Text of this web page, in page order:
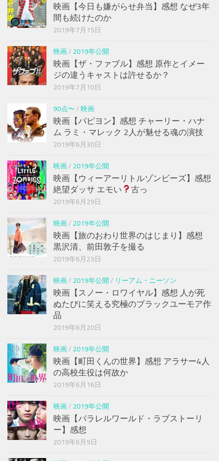
映画【今日も嫌がらせ弁当】感想 なぜ3年
間も続けたのか
2019年7月15日
映画/ 2019年公開
映画【ザ・ファブル】感想 原作とイメー
ジの違うキャストは許せるか？
2019年7月10日
90点〜 / 映画
映画【パピヨン】感想 チャーリー・ハナ
ム ラミ・マレック 2人が魅せる魂の演技
2019年6月30日
映画/ 2019年公開
映画【ウィーアーリトルゾンビーズ】感想
絶望ダッサ エモい
古っ
2019年6月29日
映画/ 2019年公開
映画【旅のおわり世界のはじまり】感想
黒沢清、前田敦子を撮る
2019年6月23日
映画/ 2019年公開 / リーアム・ニーソン
映画【スノー・ロワイヤル】感想 人が死
ぬたびに笑える究極のブラックユーモア作
品
2019年6月20日
映画/ 2019年公開
映画【町田くんの世界】感想 アラサー4人
の高校生役は何故か
2019年6月16日
映画/ 2019年公開
映画【パラレルワールド・ラブストーリ
ー】感想
2019年6月9日